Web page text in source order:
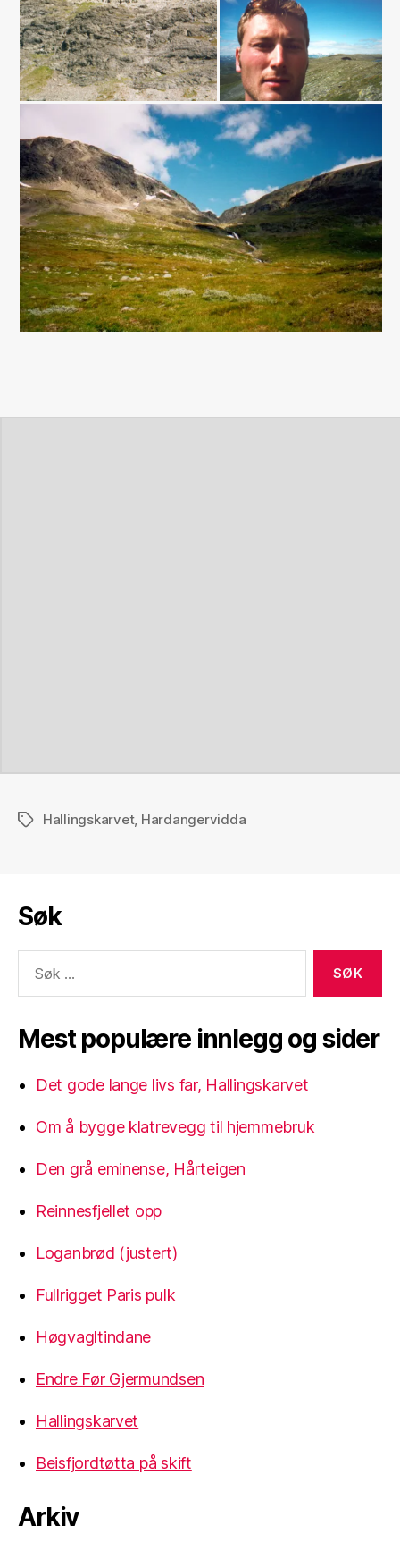
StikkordHallingskarvet, Hardangervidda
Søk
etter:
Mest populære innlegg og sider
Det gode lange livs far, Hallingskarvet
Om å bygge klatrevegg til hjemmebruk
Den grå eminense, Hårteigen
Reinnesfjellet opp
Loganbrød (justert)
Fullrigget Paris pulk
Høgvagltindane
Endre Før Gjermundsen
Hallingskarvet
Beisfjordtøtta på skift
Arkiv